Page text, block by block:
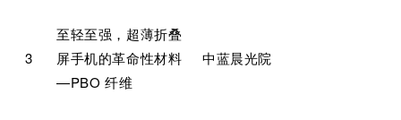
3
至轻至强，超薄折叠
屏手机的革命性材料
—PBO 纤维
中蓝晨光院